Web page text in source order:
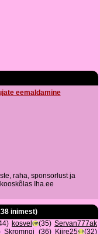
eemaldamine
raha, sponsorlust ja
Iha.ee
inimest)
kosvel (35) Servan777ak
Skromnqj (36) Kiire25 (32)